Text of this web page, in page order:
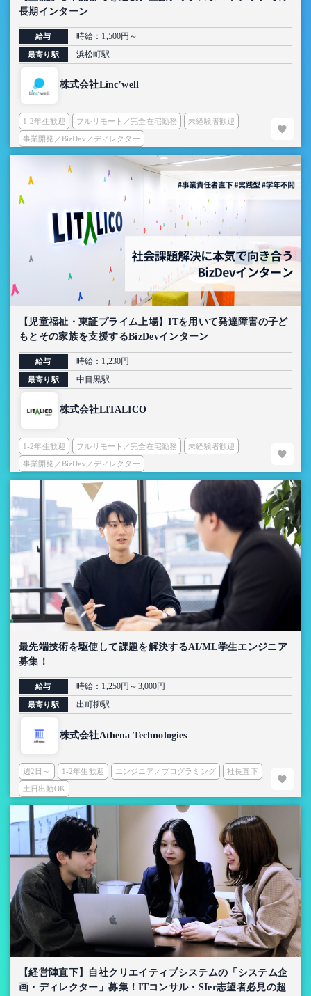
長期インターン
給与 時給：1,500円～
最寄り駅 浜松町駅
株式会社Linc’well
1-2年生歓迎 フルリモート／完全在宅勤務 未経験者歓迎
事業開発／BizDev／ディレクター
【児童福祉・東証プライム上場】ITを用いて発達障害の子ど
もとその家族を支援するBizDevインターン
給与 時給：1,230円
最寄り駅 中目黒駅
株式会社LITALICO
1-2年生歓迎 フルリモート／完全在宅勤務 未経験者歓迎
事業開発／BizDev／ディレクター
最先端技術を駆使して課題を解決するAI/ML学生エンジニア
募集！
給与 時給：1,250円～3,000円
最寄り駅 出町柳駅
株式会社Athena Technologies
週2日～ 1-2年生歓迎 エンジニア／プログラミング 社長直下
土日出勤OK
【経営陣直下】自社クリエイティブシステムの「システム企
画・ディレクター」募集！ITコンサル・SIer志望者必見の超